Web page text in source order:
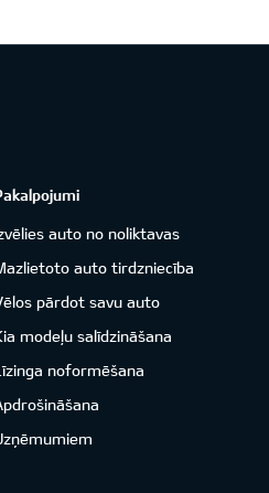
auto no noliktavas
auto tirdzniecība
pārdot savu auto
modeļu salīdzināšana
noformēšana